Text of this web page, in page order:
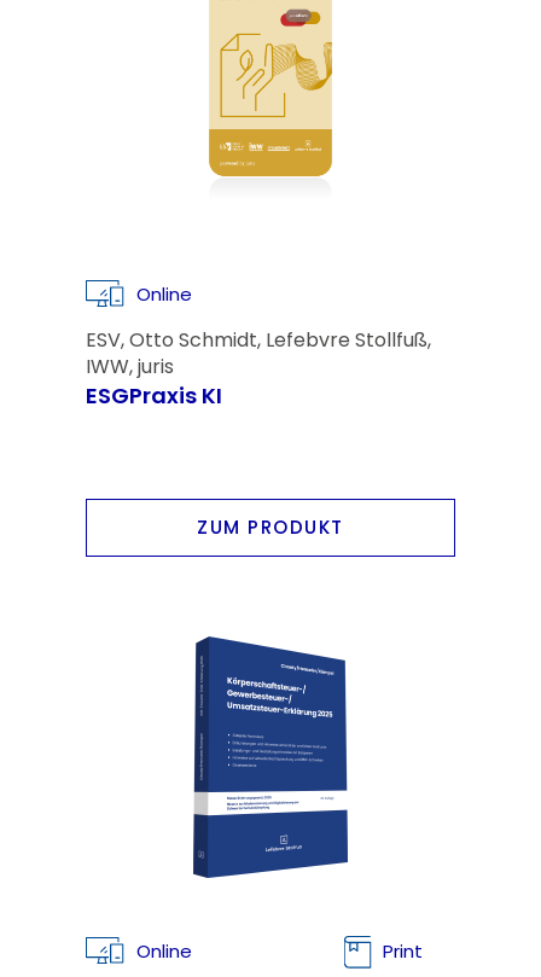
Online
ESV, Otto Schmidt, Lefebvre Stollfuß,
IWW, juris
ESGPraxis KI
ZUM PRODUKT
Online Print